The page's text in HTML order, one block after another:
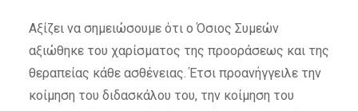
Αξίζει να σημειώσουμε ότι ο Όσιος Συμεών
αξιώθηκε του χαρίσματος της προοράσεως και της
θεραπείας κάθε ασθένειας. Έτσι προανήγγειλε την
κοίμηση του διδασκάλου του, την κοίμηση του